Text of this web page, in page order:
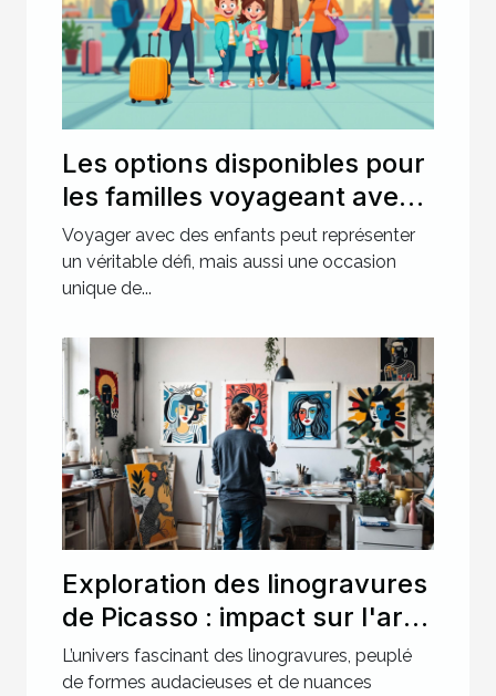
Les options disponibles pour
les familles voyageant avec
des enfants
Voyager avec des enfants peut représenter
un véritable défi, mais aussi une occasion
unique de...
Exploration des linogravures
de Picasso : impact sur l'art
moderne ?
L’univers fascinant des linogravures, peuplé
de formes audacieuses et de nuances